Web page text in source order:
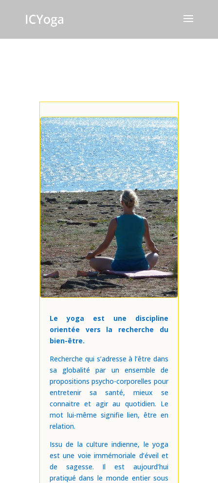
Le yoga est une discipline
orientée vers la recherche du
bien-être.
Recherche qui s’adresse à l’être dans
sa globalité par un ensemble de
propositions psycho-corporelles pour
entretenir sa santé, mieux se
connaitre et agir au quotidien. Le
mot lui-même signifie lien, être en
relation.
Issu de la culture indienne, le yoga
est une voie immémoriale d’éveil et
de sagesse. Il est aujourd’hui
pratiqué dans le monde entier sous